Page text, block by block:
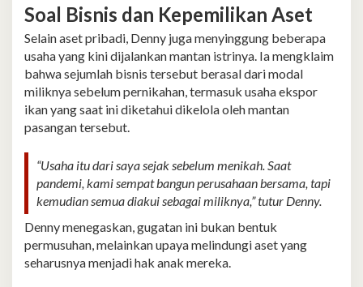
Soal Bisnis dan Kepemilikan Aset
Selain aset pribadi, Denny juga menyinggung beberapa
usaha yang kini dijalankan mantan istrinya. Ia mengklaim
bahwa sejumlah bisnis tersebut berasal dari modal
miliknya sebelum pernikahan, termasuk usaha ekspor
ikan yang saat ini diketahui dikelola oleh mantan
pasangan tersebut.
“Usaha itu dari saya sejak sebelum menikah. Saat
pandemi, kami sempat bangun perusahaan bersama, tapi
kemudian semua diakui sebagai miliknya,” tutur Denny.
Denny menegaskan, gugatan ini bukan bentuk
permusuhan, melainkan upaya melindungi aset yang
seharusnya menjadi hak anak mereka.